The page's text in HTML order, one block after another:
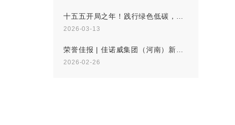
十五五开局之年！践行绿色低碳，佳诺威在行动
2026-03-13
荣誉佳报 | 佳诺威集团（河南）新材料有限公司荣膺国家 级绿色工厂
2026-02-26